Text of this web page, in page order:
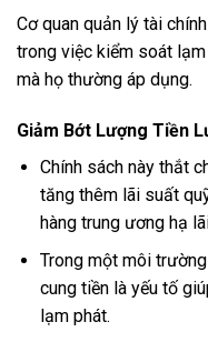
Cơ quan quản lý tài
trong việc kiểm soát
mà họ thường áp dụng.
Giảm Bớt Lượng Tiền
Chính sách này thắt
tăng thêm lãi suất
hàng trung ương hạ
Trong một môi
cung tiền là yếu tố
lạm phát.